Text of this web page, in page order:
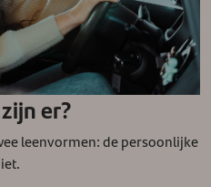
er?
leenvormen: de persoonlijke